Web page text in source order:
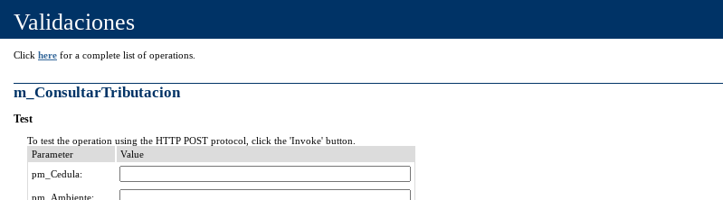
Validaciones
Click here for a complete list of operations.
m_ConsultarTributacion
Test
To test the operation using the HTTP POST protocol, click the 'Invoke' button.
Parameter
Value
pm_Cedula:
pm_Ambiente: